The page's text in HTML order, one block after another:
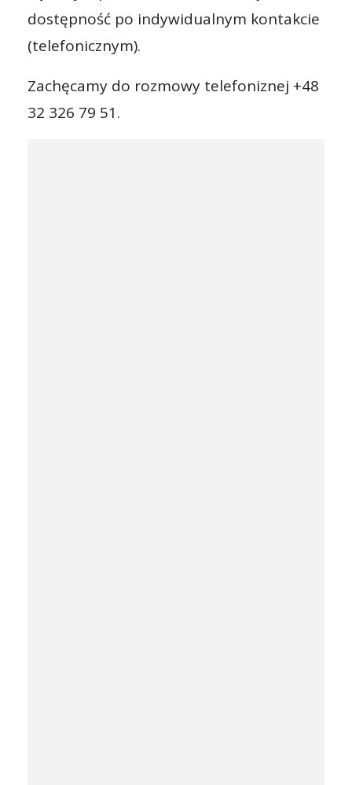
dostępność po indywidualnym kontakcie
(telefonicznym).
Zachęcamy do rozmowy telefoniznej +48
32 326 79 51.